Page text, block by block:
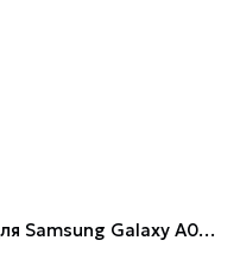
TPU+PC чехол Prisma Ladies для Samsung Galaxy A04 Cyberpunk